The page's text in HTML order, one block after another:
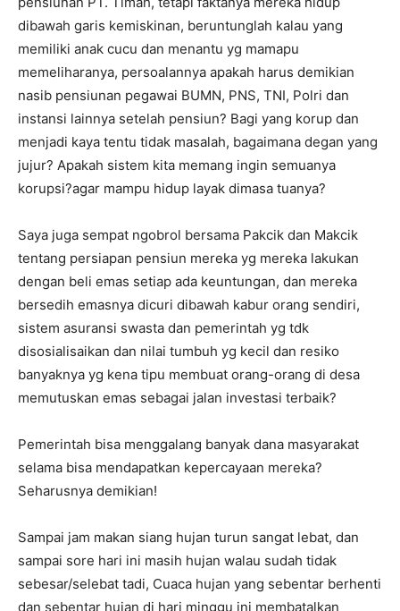
dibawah garis kemiskinan, beruntunglah kalau yang
memiliki anak cucu dan menantu yg mamapu
memeliharanya, persoalannya apakah harus demikian
nasib pensiunan pegawai BUMN, PNS, TNI, Polri dan
instansi lainnya setelah pensiun? Bagi yang korup dan
menjadi kaya tentu tidak masalah, bagaimana degan yang
jujur? Apakah sistem kita memang ingin semuanya
korupsi?agar mampu hidup layak dimasa tuanya?
Saya juga sempat ngobrol bersama Pakcik dan Makcik
tentang persiapan pensiun mereka yg mereka lakukan
dengan beli emas setiap ada keuntungan, dan mereka
bersedih emasnya dicuri dibawah kabur orang sendiri,
sistem asuransi swasta dan pemerintah yg tdk
disosialisaikan dan nilai tumbuh yg kecil dan resiko
banyaknya yg kena tipu membuat orang-orang di desa
memutuskan emas sebagai jalan investasi terbaik?
Pemerintah bisa menggalang banyak dana masyarakat
selama bisa mendapatkan kepercayaan mereka?
Seharusnya demikian!
Sampai jam makan siang hujan turun sangat lebat, dan
sampai sore hari ini masih hujan walau sudah tidak
sebesar/selebat tadi, Cuaca hujan yang sebentar berhenti
dan sebentar hujan di hari minggu ini membatalkan